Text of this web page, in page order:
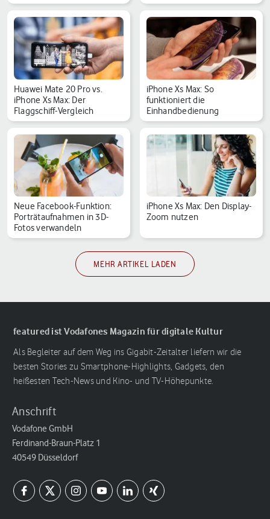
Huawei Mate 20 Pro vs.
iPhone Xs Max: Der
Flaggschiff-Vergleich
iPhone Xs Max: So
funktioniert die
Einhandbedienung
Neue Facebook-Funktion:
Porträtaufnahmen in 3D-
Fotos verwandeln
iPhone Xs Max: Den Display-
Zoom nutzen
MEHR ARTIKEL LADEN
featured ist Vodafones Magazin für digitale Kultur
Als Begleiter auf dem Weg ins Gigabit-Zeitalter liefern wir die
besten Stories zu Smartphone-Highlights, Gadgets, den
heißesten Tech-News und Kino- und TV-Höhepunkte.
Anschrift
Vodafone GmbH
Ferdinand-Braun-Platz 1
40549 Düsseldorf